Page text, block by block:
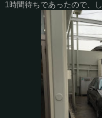
1時間待ちであったので、